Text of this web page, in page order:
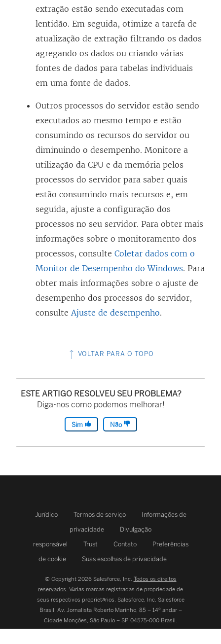
extração estão sendo executadas com
lentidão. Em seguida, otimize a tarefa de
atualização de extração filtrando os dados
agregando os dados ou criando várias
fontes de dados para tabelas individuais
em uma fonte de dados.
Outros processos do servidor estão sendo
executados ao mesmo tempo e estão
consumindo os recursos do servidor ou
diminuindo o desempenho. Monitore a
utilização da CPU e da memória pelos
processos do servidor para saber quais
estão consumindo mais recursos e, em
seguida, ajuste a configuração dos
processos no seu servidor. Para obter mais
informações sobre o monitoramento dos
processos, consulte Coletar dados com o
Monitor de Desempenho do Windows. Para
obter mais informações sobre o ajuste de
desempenho dos processos do servidor,
consulteAjuste de desempenho.
VOLTAR PARA O TOPO
ESTE ARTIGO RESOLVEU SEU PROBLEMA?
Diga-nos como podemos melhorar!
Sim Não
Jurídico Termos de serviço
Informações de
privacidade
Divulgação
responsável
Trust Contato
Preferências
de cookie
Suas escolhas de privacidade
© Copyright 2026 Salesforce, Inc. Todos os direitos
reservados. Várias marcas registradas de propriedade de
seus respectivos proprietários. Salesforce, Inc. Salesforce
Brasil, Av. Jornalista Roberto Marinho, 85 – 14º andar –
Cidade Monções, São Paulo – SP, 04575-000 Brasil.